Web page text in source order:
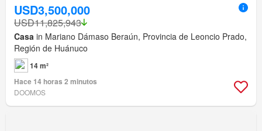
USD3,500,000
USD11,825,943
Casa in Mariano Dámaso Beraún, Provincia de Leoncio Prado,
Región de Huánuco
14 m²
Hace 14 horas 2 minutos
DOOMOS